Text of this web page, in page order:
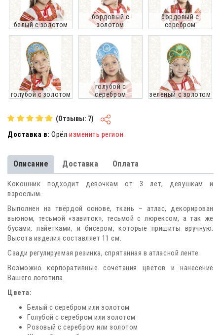
белый с золотом
бордовый с
золотом
бордовый с
серебром
голубой с золотом
голубой с
серебром
зеленый с золотом
(Отзывы: 7)
Доставка в: Орёлизменить регион
Описание Доставка Оплата
Кокошник подходит девочкам от 3 лет, девушкам и
взрослым.
Выполнен на твёрдой основе, ткань – атлас, декорирован
вьюном, тесьмой «завиток», тесьмой с люрексом, а так же
бусами, пайетками, и бисером, которые пришиты вручную.
Высота изделия составляет 11 см.
Сзади регулируемая резинка, спрятанная в атласной ленте.
Возможно корпоративные сочетания цветов и нанесение
Вашего логотипа.
Цвета:
Белый с серебром или золотом
Голубой с серебром или золотом
Розовый с серебром или золотом